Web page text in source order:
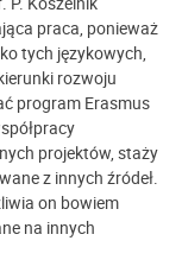
praca, ponieważ
tych językowych,
rozwoju
program Erasmus
projektów, staży
z innych źródeł.
on bowiem
na innych